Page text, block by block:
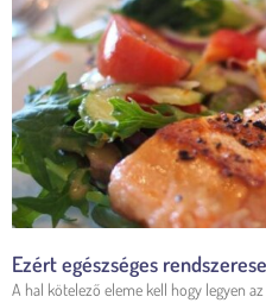
Ezért egészséges
A hal kötelező eleme kell hogy legyen az